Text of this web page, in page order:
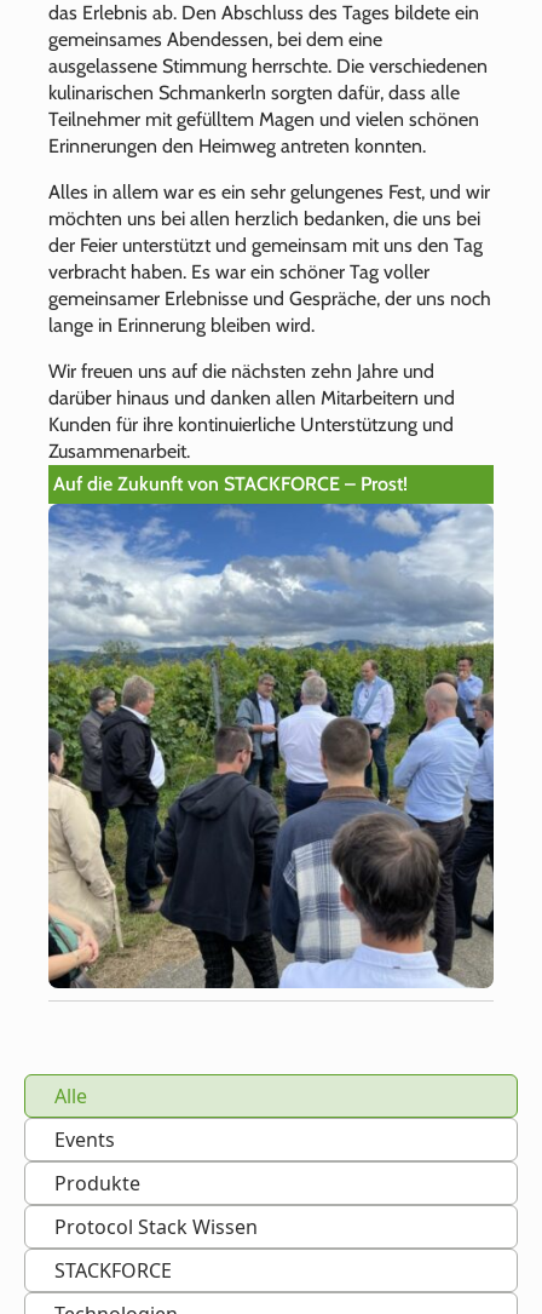
das Erlebnis ab. Den Abschluss des Tages bildete ein
gemeinsames Abendessen, bei dem eine
ausgelassene Stimmung herrschte. Die verschiedenen
kulinarischen Schmankerln sorgten dafür, dass alle
Teilnehmer mit gefülltem Magen und vielen schönen
Erinnerungen den Heimweg antreten konnten.
Alles in allem war es ein sehr gelungenes Fest, und wir
möchten uns bei allen herzlich bedanken, die uns bei
der Feier unterstützt und gemeinsam mit uns den Tag
verbracht haben. Es war ein schöner Tag voller
gemeinsamer Erlebnisse und Gespräche, der uns noch
lange in Erinnerung bleiben wird.
Wir freuen uns auf die nächsten zehn Jahre und
darüber hinaus und danken allen Mitarbeitern und
Kunden für ihre kontinuierliche Unterstützung und
Zusammenarbeit.
Auf die Zukunft von STACKFORCE – Prost!
Events
Produkte
Protocol Stack Wissen
STACKFORCE
Alle